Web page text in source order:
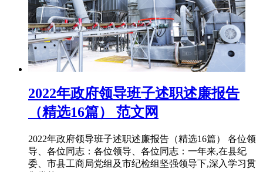
2022年政府领导班子述职述廉报告
（精选16篇） 范文网
2022年政府领导班子述职述廉报告（精选16篇） 各位领
导、各位同志：各位领导、各位同志：一年来,在县纪
委、市县工商局党组及市纪检组坚强领导下,深入学习贯